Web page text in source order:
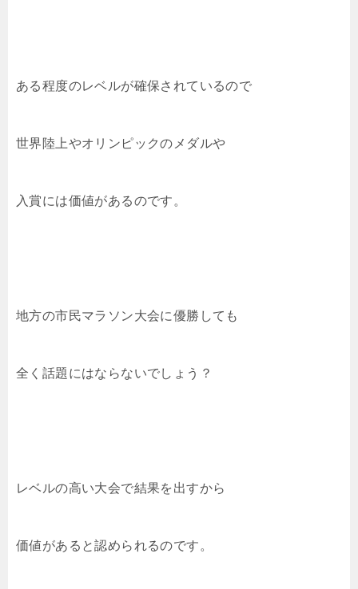
ある程度のレベルが確保されているので
世界陸上やオリンピックのメダルや
入賞には価値があるのです。
地方の市民マラソン大会に優勝しても
全く話題にはならないでしょう？
レベルの高い大会で結果を出すから
価値があると認められるのです。